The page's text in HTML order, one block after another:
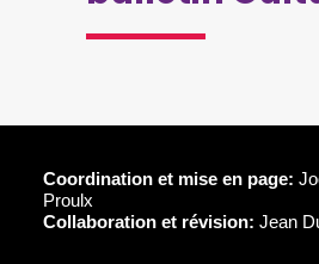
Coordination et mise en page:
Proulx
Collaboration et révision: Jean